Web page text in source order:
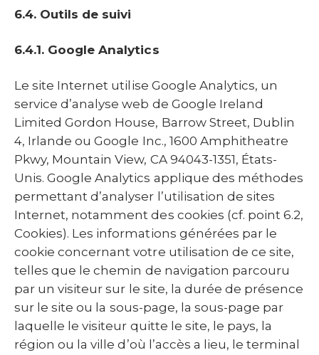
6.4. Outils de suivi
6.4.1. Google Analytics
Le site Internet utilise Google Analytics, un
service d’analyse web de Google Ireland
Limited Gordon House, Barrow Street, Dublin
4, Irlande ou Google Inc., 1600 Amphitheatre
Pkwy, Mountain View, CA 94043-1351, États-
Unis. Google Analytics applique des méthodes
permettant d’analyser l’utilisation de sites
Internet, notamment des cookies (cf. point 6.2,
Cookies). Les informations générées par le
cookie concernant votre utilisation de ce site,
telles que le chemin de navigation parcouru
par un visiteur sur le site, la durée de présence
sur le site ou la sous-page, la sous-page par
laquelle le visiteur quitte le site, le pays, la
région ou la ville d’où l’accès a lieu, le terminal